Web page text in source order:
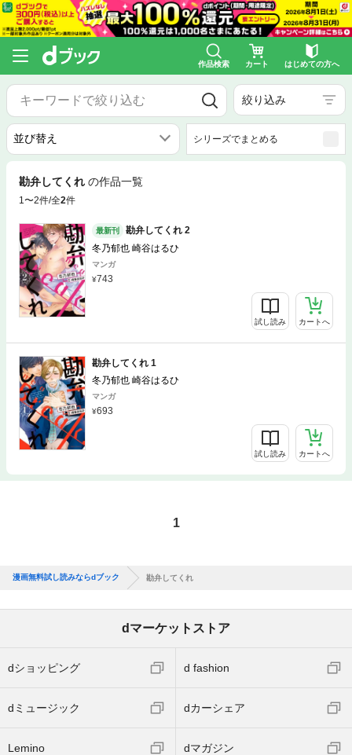
作品検索 カート はじめての方へ
絞り込み
シリーズでまとめる
勘弁してくれ の作品一覧
1〜2件/全2件
最新刊
勘弁してくれ 2
冬乃郁也 崎谷はるひ
マンガ
743
試し読み カートへ
勘弁してくれ 1
冬乃郁也 崎谷はるひ
マンガ
693
試し読み カートへ
1
漫画無料試し読みならdブック 勘弁してくれ
dマーケットストア
dショッピング d fashion
dミュージック dカーシェア
Lemino dマガジン